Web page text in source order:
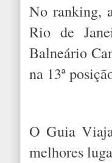
No ranking,
Rio de
Balneário
na 13ª
O Guia
melhores